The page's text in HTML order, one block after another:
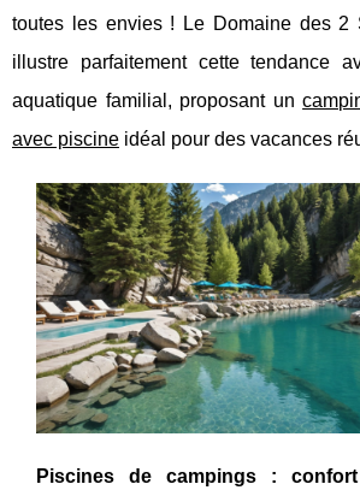
toutes les envies ! Le Domaine des 2
illustre parfaitement cette tendance
aquatique familial, proposant un
avec piscine idéal pour des vacances
Piscines de campings :